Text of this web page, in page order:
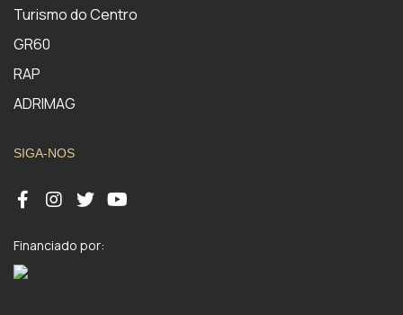
Turismo do Centro
GR60
RAP
ADRIMAG
SIGA-NOS
Financiado por: